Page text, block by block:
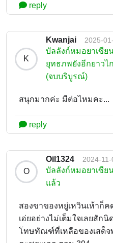
reply
K
Kwanjai 2025-
บัลลังก์หมอยาเซีย
ยุทธภพยังอีกยาวไ
(จบบริบูรณ์)
สนุกมากค่ะ มีต่อไหมคะ...
reply
O
Oil1324 2024-
บัลลังก์หมอยาเซีย
แล้ว
สองขาของหยู่เหวินเห้าก็ค
เอ่ยอย่างไม่เต็มใจเลยสัก
โทษทัณฑ์ที่เหลือของเสด็